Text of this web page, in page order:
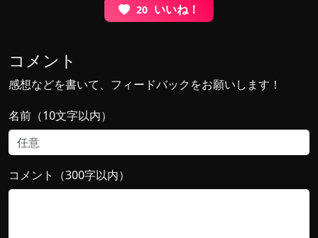
20 いいね！
コメント
感想などを書いて、フィードバックをお願いします！
名前（10文字以内）
コメント（300字以内）